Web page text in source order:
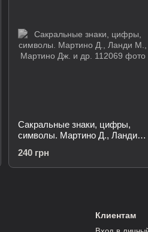
Сакральные знаки, цифры,
символы. Мартино Д., Ланди
240 грн
Клиентам